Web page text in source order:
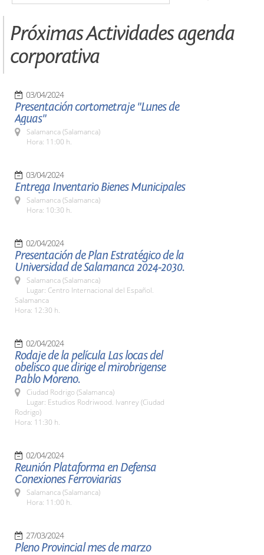
Próximas Actividades agenda
corporativa
03/04/2024
Presentación cortometraje "Lunes de
Aguas"
Salamanca (Salamanca)
Hora: 11:00 h.
03/04/2024
Entrega Inventario Bienes Municipales
Salamanca (Salamanca)
Hora: 10:30 h.
02/04/2024
Presentación de Plan Estratégico de la
Universidad de Salamanca 2024-2030.
Salamanca (Salamanca)
Lugar: Centro Internacional del Español.
Salamanca
Hora: 12:30 h.
02/04/2024
Rodaje de la película Las locas del
obelisco que dirige el mirobrigense
Pablo Moreno.
Ciudad Rodrigo (Salamanca)
Lugar: Estudios Rodriwood. Ivanrey (Ciudad
Rodrigo)
Hora: 11:30 h.
02/04/2024
Reunión Plataforma en Defensa
Conexiones Ferroviarias
Salamanca (Salamanca)
Hora: 11:00 h.
27/03/2024
Pleno Provincial mes de marzo